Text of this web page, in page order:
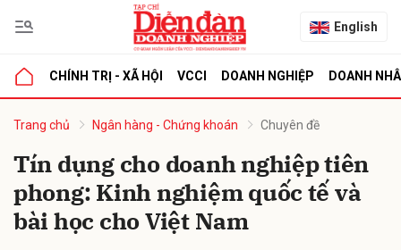
English
CHÍNH TRỊ - XÃ HỘI VCCI DOANH NGHIỆP DOANH
Trang chủ Ngân hàng - Chứng khoán Chuyên đề
Tín dụng cho doanh nghiệp tiên
phong: Kinh nghiệm quốc tế và
bài học cho Việt Nam
luận